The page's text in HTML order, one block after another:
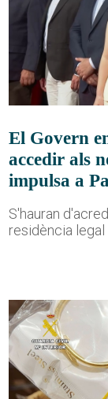
El Govern
accedir als
impulsa a
S'hauran
residència legal